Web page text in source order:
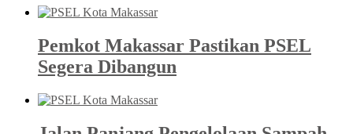
Pemkot Makassar Pastikan PSEL
Segera Dibangun